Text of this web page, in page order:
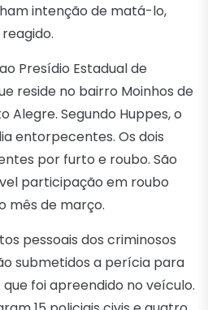
intenção de matá-lo,
Presídio Estadual de
reside no bairro Moinhos de
Alegre. Segundo Huppes, o
entorpecentes. Os dois
por furto e roubo. São
participação em roubo
mês de março.
pessoais dos criminosos
submetidos a perícia para
foi apreendido no veículo.